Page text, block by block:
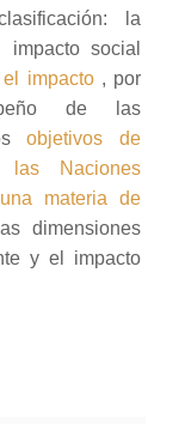
la
social
impacto, por
de las
objetivos de
las Naciones
materia de
dimensiones
y el impacto